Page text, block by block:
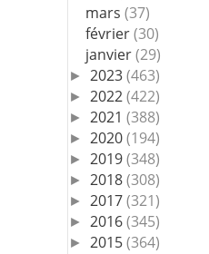
mars(37)
février(30)
janvier(29)
► 2023(463)
► 2022(422)
► 2021 (388)
► 2020(194)
► 2019(348)
► 2018(308)
► 2017(321)
► 2016(345)
► 2015(364)